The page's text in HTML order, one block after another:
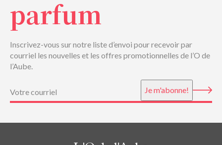
parfum
Inscrivez-vous sur notre liste d’envoi pour recevoir par
courriel les nouvelles et les offres promotionnelles de l’O de
l’Aube.
Je m'abonne!